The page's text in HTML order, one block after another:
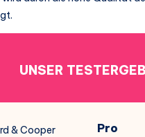
UNSER
& Cooper
Pro